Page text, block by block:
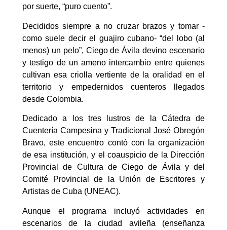
por suerte, “puro cuento”.
Decididos siempre a no cruzar brazos y tomar -
como suele decir el guajiro cubano- “del lobo (al
menos) un pelo”, Ciego de Ávila devino escenario
y testigo de un ameno intercambio entre quienes
cultivan esa criolla vertiente de la oralidad en el
territorio y empedernidos cuenteros llegados
desde Colombia.
Dedicado a los tres lustros de la Cátedra de
Cuentería Campesina y Tradicional José Obregón
Bravo, este encuentro contó con la organización
de esa institución, y el coauspicio de la Dirección
Provincial de Cultura de Ciego de Ávila y del
Comité Provincial de la Unión de Escritores y
Artistas de Cuba (UNEAC).
Aunque el programa incluyó actividades en
escenarios de la ciudad avileña (enseñanza